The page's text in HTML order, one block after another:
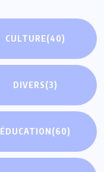
CULTURE(40)
DIVERS(3)
ÉDUCATION(60)